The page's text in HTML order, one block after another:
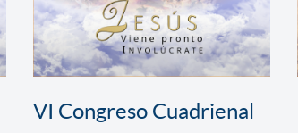
VI Congreso Cuadrienal